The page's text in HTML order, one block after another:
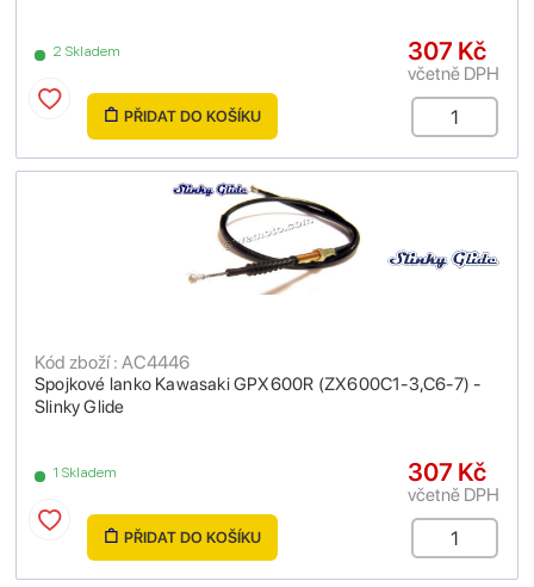
2 Skladem 307 Kč
včetně DPH
PŘIDAT DO KOŠÍKU
Spojkové lanko Kawasaki GPX600R (ZX600C1-3,C6-7) -
Slinky Glide
Kód zboží : AC4446
1 Skladem 307 Kč
včetně DPH
PŘIDAT DO KOŠÍKU